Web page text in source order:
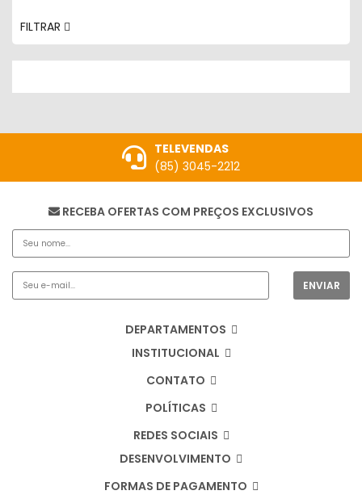
FILTRAR
TELEVENDAS
(85) 3045-2212
RECEBA OFERTAS COM PREÇOS EXCLUSIVOS
DEPARTAMENTOS
INSTITUCIONAL
CONTATO
POLÍTICAS
REDES SOCIAIS
DESENVOLVIMENTO
FORMAS DE PAGAMENTO